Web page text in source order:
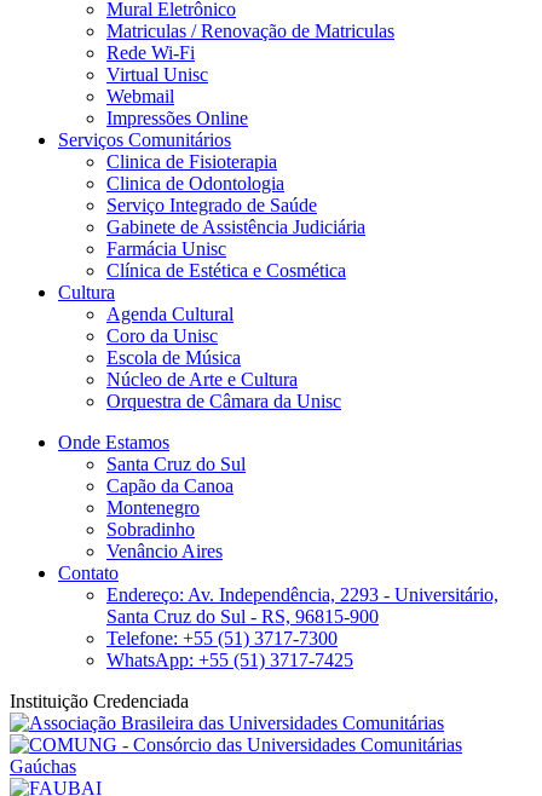
Mural Eletrônico
Matriculas / Renovação de Matriculas
Rede Wi-Fi
Virtual Unisc
Webmail
Impressões Online
Serviços Comunitários
Clinica de Fisioterapia
Clinica de Odontologia
Serviço Integrado de Saúde
Gabinete de Assistência Judiciária
Farmácia Unisc
Clínica de Estética e Cosmética
Cultura
Agenda Cultural
Coro da Unisc
Escola de Música
Núcleo de Arte e Cultura
Orquestra de Câmara da Unisc
Onde Estamos
Santa Cruz do Sul
Capão da Canoa
Montenegro
Sobradinho
Venâncio Aires
Contato
Endereço: Av. Independência, 2293 - Universitário,
Santa Cruz do Sul - RS, 96815-900
Telefone: +55 (51) 3717-7300
WhatsApp: +55 (51) 3717-7425
Instituição Credenciada